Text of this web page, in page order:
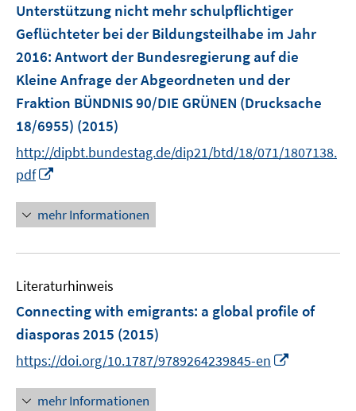
n
s
t
e
r
f
f
n
Unterstützung nicht mehr schulpflichtiger
Geflüchteter bei der Bildungsteilhabe im Jahr
2016: Antwort der Bundesregierung auf die
Kleine Anfrage der Abgeordneten und der
Fraktion BÜNDNIS 90/DIE GRÜNEN (Drucksache
18/6955) (2015)
http://dipbt.bundestag.de/dip21/btd/18/071/1807138.
pdf
n
e
u
m
F
n
s
e
mehr Informationen
Literaturhinweis
Connecting with emigrants: a global profile of
diasporas 2015 (2015)
https://doi.org/10.1787/9789264239845-en
mehr Informationen